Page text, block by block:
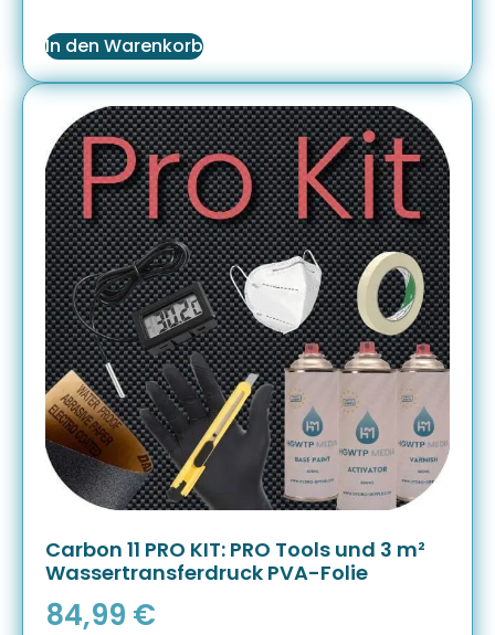
In den Warenkorb
Carbon 11 PRO KIT: PRO Tools und 3 m²
Wassertransferdruck PVA-Folie
84,99 €